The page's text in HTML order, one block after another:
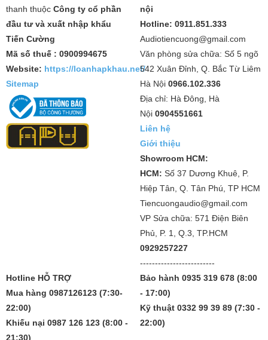
thanh thuộc Công ty cổ phần
đầu tư và xuất nhập khẩu
Tiến Cường
Mã số thuế : 0900994675
Website: https://loanhapkhau.net/
Sitemap
nội
Hotline: 0911.851.333
Audiotiencuong@gmail.com
Văn phòng sửa chữa: Số 5 ngõ
542 Xuân Đỉnh, Q. Bắc Từ Liêm
Hà Nội 0966.102.336
Địa chỉ: Hà Đông, Hà
Nội 0904551661
Liên hệ
Giới thiệu
Showroom HCM:
HCM: Số 37 Dương Khuê, P.
Hiệp Tân, Q. Tân Phú, TP HCM
Tiencuongaudio@gmail.com
VP Sửa chữa: 571 Điện Biên
Phủ, P. 1, Q.3, TP.HCM
0929257227
-------------------------
Hotline HỖ TRỢ
Mua hàng 0987126123 (7:30-
22:00)
Khiếu nại 0987 126 123 (8:00 -
21:30)
Bảo hành 0935 319 678 (8:00
- 17:00)
Kỹ thuật 0332 99 39 89 (7:30 -
22:00)